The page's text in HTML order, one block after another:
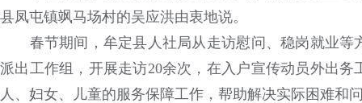
县凤屯镇飒马场村的吴应洪由衷地说。
春节期间，牟定县人社局从走访慰问、稳岗就业等
派出工作组，开展走访20余次，在入户宣传动员外出
人、妇女、儿童的服务保障工作，帮助解决实际困难和